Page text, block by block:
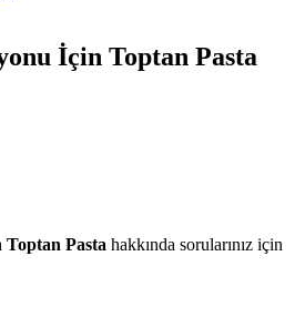
İçin Toptan Pasta
Pasta hakkında sorularınız için